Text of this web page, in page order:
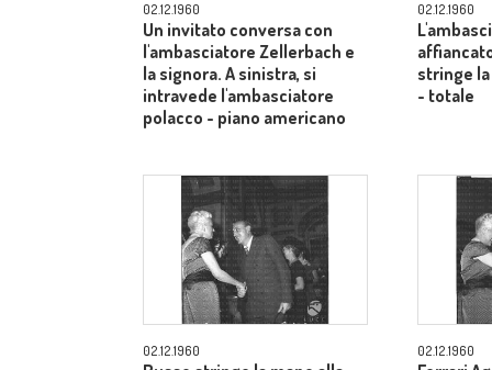
02.12.1960
Un invitato conversa con
l'ambasciatore Zellerbach e
la signora. A sinistra, si
intravede l'ambasciatore
polacco - piano americano
02.12.1960
stringe
- totale
02.12.1960 02.12.1960